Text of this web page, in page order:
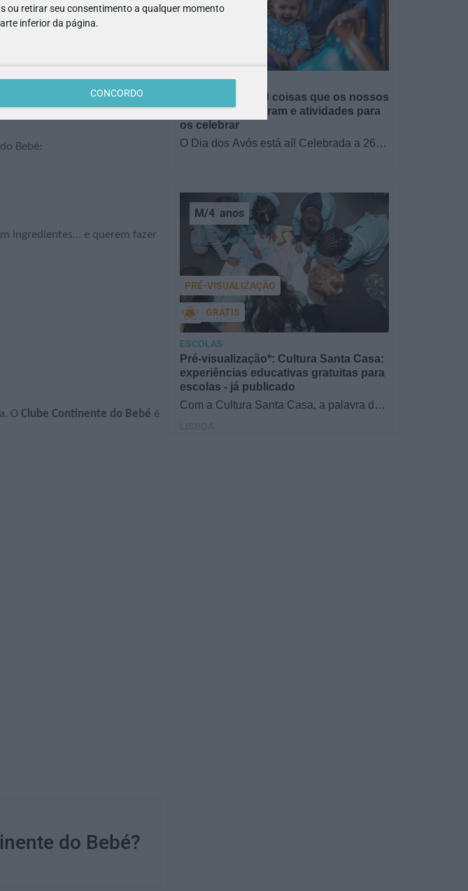
ou retirar seu consentimento a qualquer momento
inferior da página.
CONCORDO
Bebé:
ingredientes… e querem fazer
O Clube Continente do Bebé é
do Bebé?
Dia dos Avós: 10 coisas que os nossos
avós nos ensinaram e atividades para
os celebrar
O Dia dos Avós está aí! Celebrada a 26
BRINCAR
Pré-visualização*: Cultura Santa Casa:
experiências educativas gratuitas para
escolas - já publicado
Com a Cultura Santa Casa, a palavra de
M/4 anos
GRÁTIS
PRÉ-VISUALIZAÇÃO
ESCOLAS